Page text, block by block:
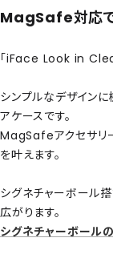
MagSafe対応で
「iFace Look in
シンプルなデザイン
アケースです。
MagSafeアクセサリ
を叶えます。
シグネチャーボール
広がります。
シグネチャーボール